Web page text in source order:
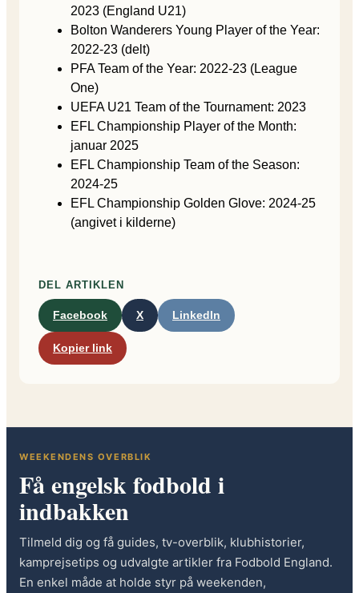
2023 (England U21)
Bolton Wanderers Young Player of the Year:
2022-23 (delt)
PFA Team of the Year: 2022-23 (League
One)
UEFA U21 Team of the Tournament: 2023
EFL Championship Player of the Month:
januar 2025
EFL Championship Team of the Season:
2024-25
EFL Championship Golden Glove: 2024-25
(angivet i kilderne)
DEL ARTIKLEN
Facebook X LinkedIn
Kopier link
WEEKENDENS OVERBLIK
Få engelsk fodbold i
indbakken
Tilmeld dig og få guides, tv-overblik, klubhistorier,
kamprejsetips og udvalgte artikler fra Fodbold England.
En enkel måde at holde styr på weekenden,